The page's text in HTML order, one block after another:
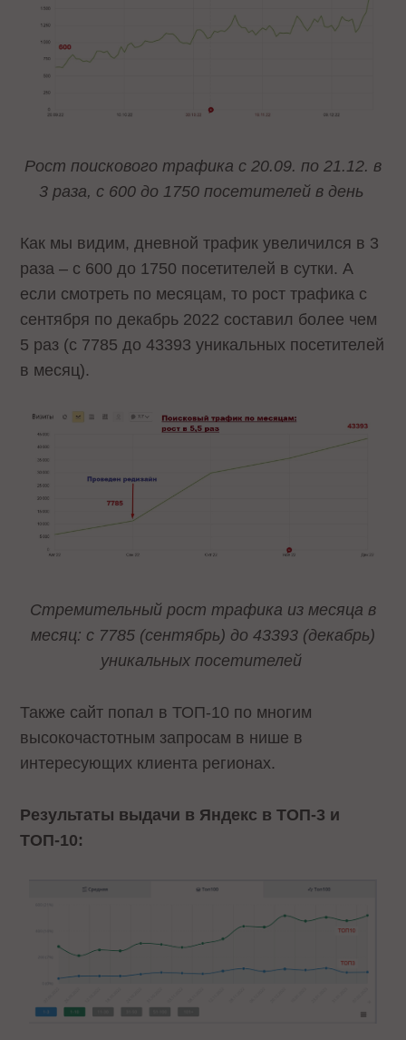
Рост поискового трафика с 20.09. по 21.12. в
3 раза, с 600 до 1750 посетителей в день
Как мы видим, дневной трафик увеличился в 3
раза – с 600 до 1750 посетителей в сутки. А
если смотреть по месяцам, то рост трафика с
сентября по декабрь 2022 составил более чем
5 раз (с 7785 до 43393 уникальных посетителей
в месяц).
Стремительный рост трафика из месяца в
месяц: с 7785 (сентябрь) до 43393 (декабрь)
уникальных посетителей
Также сайт попал в ТОП-10 по многим
высокочастотным запросам в нише в
интересующих клиента регионах.
Результаты выдачи в Яндекс в ТОП-3 и
ТОП-10: